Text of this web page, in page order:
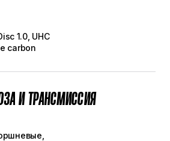
1.0, UHC
carbon
И ТРАНСМИССИЯ